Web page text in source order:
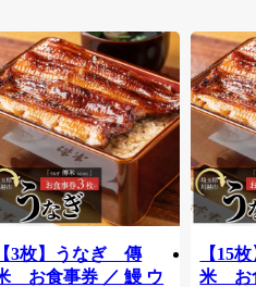
【3枚】うなぎ 傳
お食事券 ／ 鰻 ウ
【15
米 お